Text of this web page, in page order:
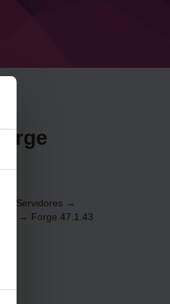
(Servidores →
→ Forge 47.1.43